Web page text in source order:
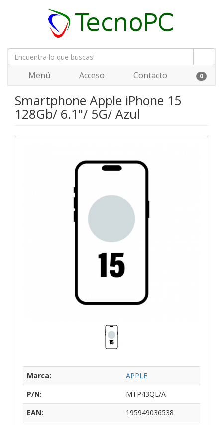
Menú Acceso Contacto 0
Smartphone Apple iPhone 15
128Gb/ 6.1"/ 5G/ Azul
Marca:
APPLE
P/N:
MTP43QL/A
EAN:
195949036538